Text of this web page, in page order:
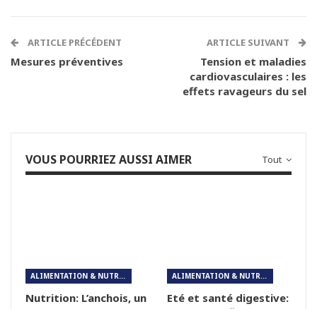
ARTICLE PRÉCÉDENT
Mesures préventives
ARTICLE SUIVANT
Tension et maladies
cardiovasculaires : les
effets ravageurs du sel
Tout
VOUS POURRIEZ AUSSI AIMER
ALIMENTATION & NUTRITION
Nutrition: L’anchois, un
ALIMENTATION & NUTRITION
Eté et santé digestive: